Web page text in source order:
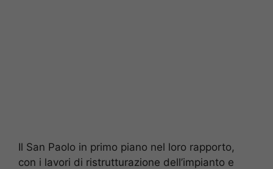
Il San Paolo in primo piano nel loro rapporto,
con i lavori di ristrutturazione dell’impianto e